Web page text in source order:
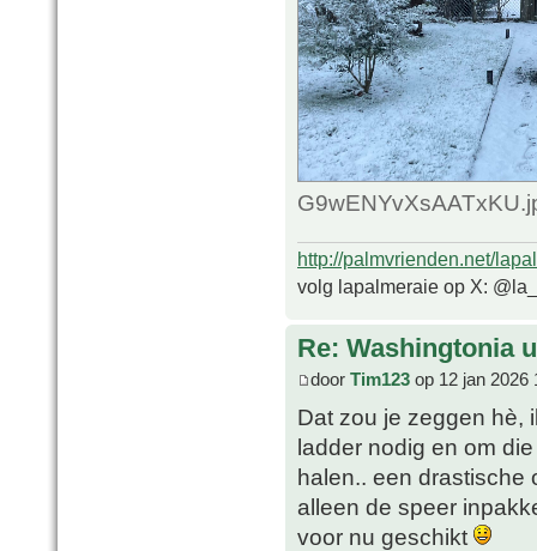
http://palmvrienden.net/
volg lapalmeraie op X:
Re: Washingtonia
door Tim123 op 12 jan 2026
Dat zou je zeggen hè,
ladder nodig en om
halen.. een drastische
alleen de speer
voor nu geschikt